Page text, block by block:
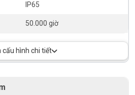
IP65
50.000 giờ
cấu hình chi tiết